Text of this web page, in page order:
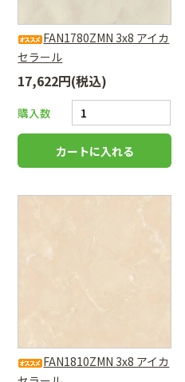
FAN1780ZMN 3x8 アイカ
セラール
17,622円(税込)
購入数
FAN1810ZMN 3x8 アイカ